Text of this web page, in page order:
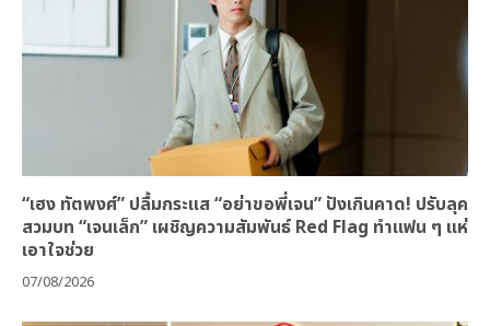
“เฮง ทัตพงศ์” ปลื้มกระแส “อย่าขอพี่เจน” ปังเกินคาด! ปรับลุค
สวมบท “เจนเล็ก” เผชิญความสัมพันธ์ Red Flag ทำแฟน ๆ แห่
เอาใจช่วย
07/08/2026